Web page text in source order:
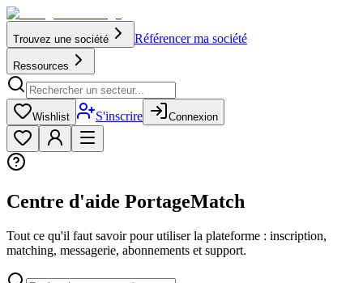
Trouvez une société Référencer ma société
Ressources
Wishlist S'inscrire Connexion
Centre d'aide PortageMatch
Tout ce qu'il faut savoir pour utiliser la plateforme : inscription,
matching, messagerie, abonnements et support.